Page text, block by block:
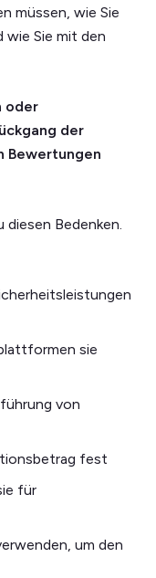
müssen, wie Sie
wie Sie mit den
oder
der
Bewertungen
Bedenken.
sie
von
fest
für
um den